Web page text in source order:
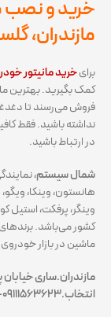
خرید و نصب
مازندران،
برایخرید مانیتور
کمک بگیرید. بهترین
فروش می‌رسند تا
نداشته باشید. فقط
در ارتباط باشید.
شمال سیستم،
هانستون، وینکا،
وینگر، پرفکت، استیل
کشور می‌باشد.
ماشین در بازار
انتخاب.۰۹۱۱۱۵۶۳۶۲۳-